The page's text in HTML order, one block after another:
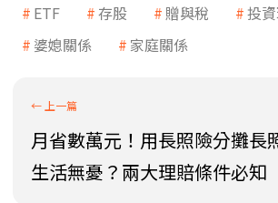
ETF 存股 贈與稅
投
婆媳關係
家庭關係
月省數萬元！用長照險分攤長
生活無憂？兩大理賠條件必知